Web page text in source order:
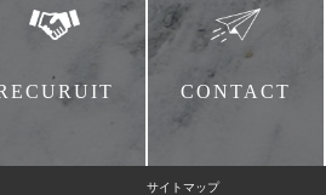
CONTACT
サイトマップ